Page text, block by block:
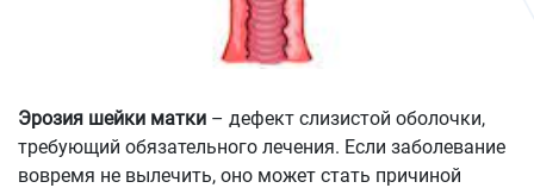
Эрозия шейки матки – дефект слизистой оболочки,
требующий обязательного лечения. Если заболевание
вовремя не вылечить, оно может стать причиной